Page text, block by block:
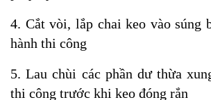
4. Cắt vòi, lắp chai keo vào súng
hành thi công
5. Lau chùi các phần dư thừa
thi công trước khi keo đóng rắn